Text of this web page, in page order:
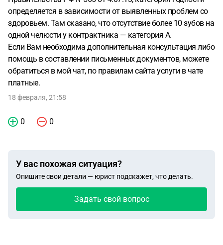
определяется в зависимости от выявленных проблем со
здоровьем. Там сказано, что отсутствие более 10 зубов на
одной челюсти у контрактника — категория А.
Если Вам необходима дополнительная консультация либо
помощь в составлении письменных документов, можете
обратиться в мой чат, по правилам сайта услуги в чате
платные.
18 февраля, 21:58
0 0
У вас похожая ситуация?
Опишите свои детали — юрист подскажет, что делать.
Задать свой вопрос